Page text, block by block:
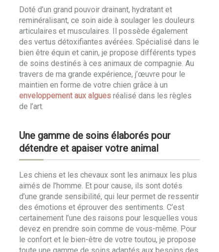
Doté d’un grand pouvoir drainant, hydratant et
reminéralisant, ce soin aide à soulager les douleurs
articulaires et musculaires. Il possède également
des vertus détoxifiantes avérées. Spécialisé dans le
bien être équin et canin, je propose différents types
de soins destinés à ces animaux de compagnie. Au
travers de ma grande expérience, j’œuvre pour le
maintien en forme de votre chien grâce à un
enveloppement aux algues réalisé dans les règles
de l’art.
Une gamme de soins élaborés pour
détendre et apaiser votre animal
Les chiens et les chevaux sont les animaux les plus
aimés de l’homme. Et pour cause, ils sont dotés
d’une grande sensibilité, qui leur permet de ressentir
des émotions et éprouver des sentiments. C’est
certainement l’une des raisons pour lesquelles vous
devez en prendre soin comme de vous-même. Pour
le confort et le bien-être de votre toutou, je propose